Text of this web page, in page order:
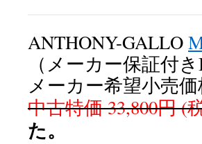
ANTHONY-GALLO
（メーカー保証付き
メーカー希望小売
中古特価 33,800円 (
た。